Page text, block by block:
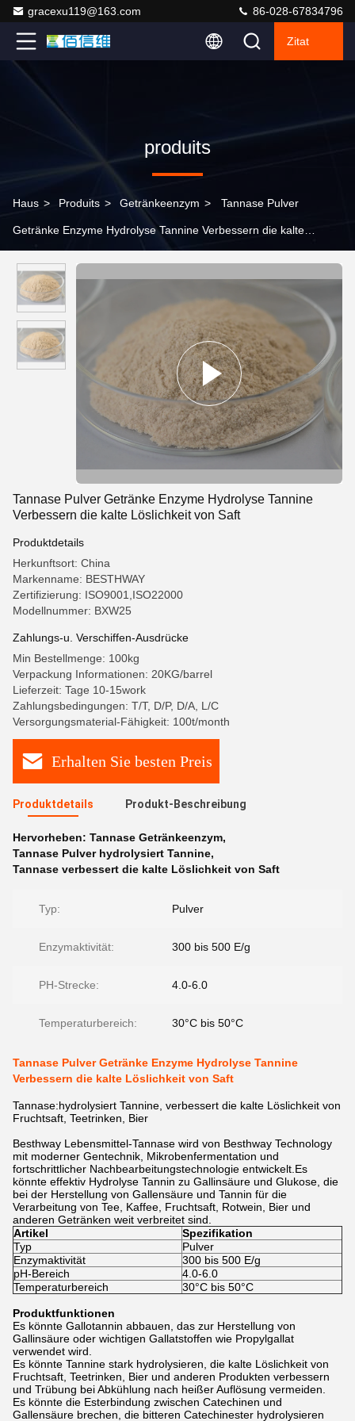
gracexu119@163.com 86-028-67834796
Zitat
produits
Haus > Produits > Getränkeenzym > Tannase Pulver
Getränke Enzyme Hydrolyse Tannine Verbessern die kalte
Tannase Pulver Getränke Enzyme Hydrolyse Tannine
Verbessern die kalte Löslichkeit von Saft
Produktdetails
Herkunftsort: China
Markenname: BESTHWAY
Zertifizierung: ISO9001,ISO22000
Modellnummer: BXW25
Zahlungs-u. Verschiffen-Ausdrücke
Min Bestellmenge: 100kg
Verpackung Informationen: 20KG/barrel
Lieferzeit: Tage 10-15work
Zahlungsbedingungen: T/T, D/P, D/A, L/C
Versorgungsmaterial-Fähigkeit: 100t/month
Erhalten Sie besten Preis
Produktdetails Produkt-Beschreibung
Hervorheben: Tannase Getränkeenzym,
Tannase Pulver hydrolysiert Tannine,
Tannase verbessert die kalte Löslichkeit von Saft
Typ: Pulver
Enzymaktivität: 300 bis 500 E/g
PH-Strecke: 4.0-6.0
Temperaturbereich: 30°C bis 50°C
Tannase Pulver Getränke Enzyme Hydrolyse Tannine
Verbessern die kalte Löslichkeit von Saft
Tannase:hydrolysiert Tannine, verbessert die kalte Löslichkeit von
Fruchtsaft, Teetrinken, Bier
Besthway Lebensmittel-Tannase wird von Besthway Technology
mit moderner Gentechnik, Mikrobenfermentation und
fortschrittlicher Nachbearbeitungstechnologie entwickelt.Es
könnte effektiv Hydrolyse Tannin zu Gallinsäure und Glukose, die
bei der Herstellung von Gallensäure und Tannin für die
Verarbeitung von Tee, Kaffee, Fruchtsaft, Rotwein, Bier und
anderen Getränken weit verbreitet sind.
Artikel
Spezifikation
Typ
Pulver
Enzymaktivität
300 bis 500 E/g
pH-Bereich
4.0-6.0
Temperaturbereich
30°C bis 50°C
Produktfunktionen
Es könnte Gallotannin abbauen, das zur Herstellung von
Gallinsäure oder wichtigen Gallatstoffen wie Propylgallat
verwendet wird.
Es könnte Tannine stark hydrolysieren, die kalte Löslichkeit von
Fruchtsaft, Teetrinken, Bier und anderen Produkten verbessern
und Trübung bei Abkühlung nach heißer Auflösung vermeiden.
Es könnte die Esterbindung zwischen Catechinen und
Gallensäure brechen, die bitteren Catechinester hydrolysieren